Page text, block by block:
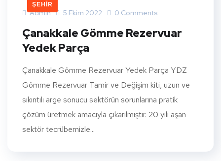
ŞEHIR
Admin 5 Ekim 2022 0 Comments
Çanakkale Gömme Rezervuar
Yedek Parça
Çanakkale Gömme Rezervuar Yedek Parça YDZ
Gömme Rezervuar Tamir ve Değişim kiti, uzun ve
sıkıntılı arge sonucu sektörün sorunlarına pratik
çözüm üretmek amacıyla çıkarılmıştır. 20 yılı aşan
sektör tecrübemizle...